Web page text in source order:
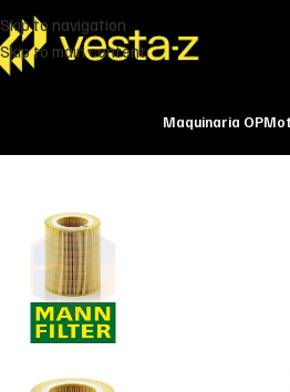
Skip to navigation
Skip to main content
Maquinaria OP